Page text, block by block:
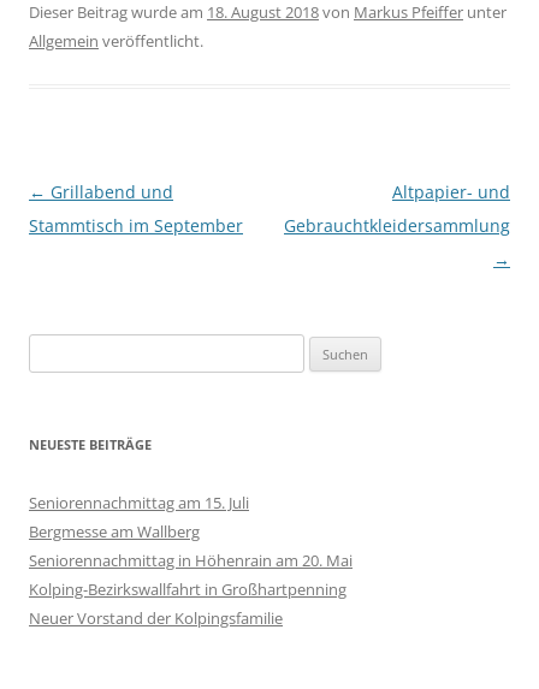
Dieser Beitrag wurde am 18. August 2018von Markus Pfeiffer unter
Allgemein veröffentlicht.
Beitragsnavigation
← Grillabend und
Stammtisch im September
Altpapier- und
Gebrauchtkleidersammlung
→
nach:
NEUESTE BEITRÄGE
Seniorennachmittag am 15. Juli
Bergmesse am Wallberg
Seniorennachmittag in Höhenrain am 20. Mai
Kolping-Bezirkswallfahrt in Großhartpenning
Neuer Vorstand der Kolpingsfamilie